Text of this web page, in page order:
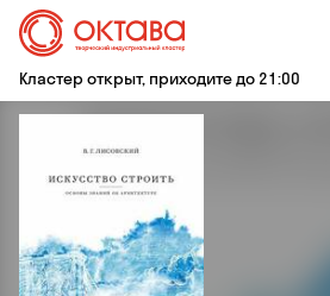
Кластер открыт, приходите до 21:00